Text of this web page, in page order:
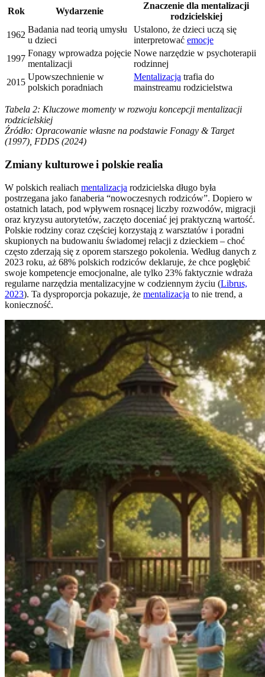
Rok Wydarzenie
Znaczenie dla mentalizacji
rodzicielskiej
1962
Badania nad teorią umysłu
u dzieci
Ustalono, że dzieci uczą się
interpretować emocje
1997
Fonagy wprowadza pojęcie
mentalizacji
Nowe narzędzie w psychoterapii
rodzinnej
2015
Upowszechnienie w
polskich poradniach
Mentalizacja trafia do
mainstreamu rodzicielstwa
Tabela 2: Kluczowe momenty w rozwoju koncepcji mentalizacji
rodzicielskiej
Źródło: Opracowanie własne na podstawie Fonagy & Target
(1997), FDDS (2024)
Zmiany kulturowe i polskie realia
W polskich realiach mentalizacja rodzicielska długo była
postrzegana jako fanaberia “nowoczesnych rodziców”. Dopiero w
ostatnich latach, pod wpływem rosnącej liczby rozwodów, migracji
oraz kryzysu autorytetów, zaczęto doceniać jej praktyczną wartość.
Polskie rodziny coraz częściej korzystają z warsztatów i poradni
skupionych na budowaniu świadomej relacji z dzieckiem – choć
często zderzają się z oporem starszego pokolenia. Według danych z
2023 roku, aż 68% polskich rodziców deklaruje, że chce pogłębić
swoje kompetencje emocjonalne, ale tylko 23% faktycznie wdraża
regularne narzędzia mentalizacyjne w codziennym życiu (Librus,
2023). Ta dysproporcja pokazuje, że mentalizacja to nie trend, a
konieczność.